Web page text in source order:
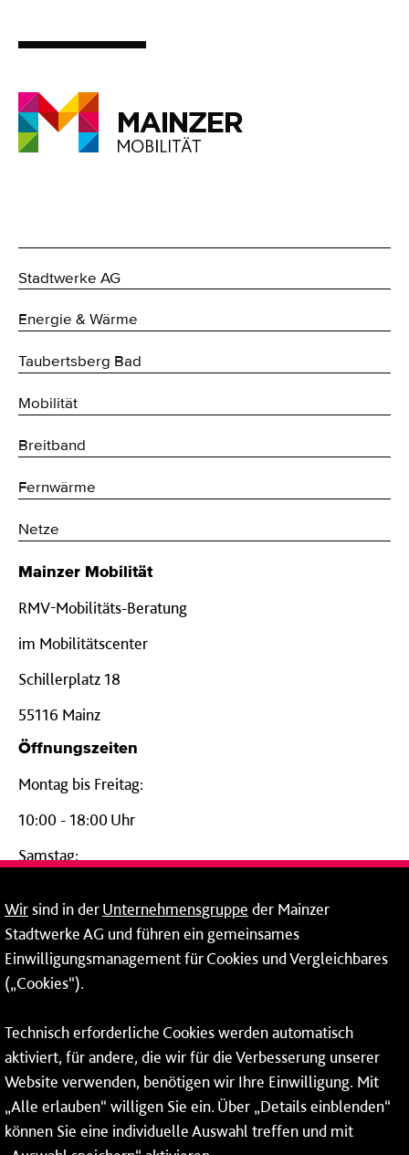
Stadtwerke AG
Energie & Wärme
Taubertsberg Bad
Mobilität
Breitband
Fernwärme
Netze
Mainzer Mobilität
RMV-Mobilitäts-Beratung
im Mobilitätscenter
Schillerplatz 18
55116 Mainz
Öffnungszeiten
Montag bis Freitag:
10:00 - 18:00 Uhr
Samstag:
24-Stunden-Telefon*
06131 – 12 77 77
Fax: 06131 – 12 66 66
* Montags bis freitags bis 7 und ab 18 Uhr sowie an
Wochenenden und Feiertagen ganztags werden Ihre
Anrufe je nach Themenauswahl an ein Callcenter des
RMV oder von nextbike weitergeleitet. Dort erhalten Sie
ausschließlich Auskünfte zum Fahrplan bzw. zu
Wirsind in derUnternehmensgruppe der Mainzer
Stadtwerke AG und führen ein gemeinsames
Einwilligungsmanagement für Cookies und Vergleichbares
(„Cookies“).
Technisch erforderliche Cookies werden automatisch
aktiviert, für andere, die wir für die Verbesserung unserer
Website verwenden, benötigen wir Ihre Einwilligung. Mit
„Alle erlauben“ willigen Sie ein. Über „Details einblenden“
können Sie eine individuelle Auswahl treffen und mit